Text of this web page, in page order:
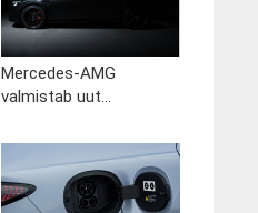
Mercedes-AMG
valmistab uut...